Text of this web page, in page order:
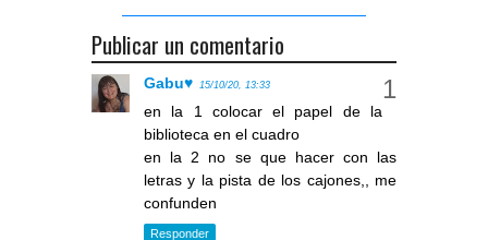
Publicar un comentario
Gabu♥ 15/10/20, 13:33
en la 1 colocar el papel de la
biblioteca en el cuadro
en la 2 no se que hacer con las
letras y la pista de los cajones,, me
confunden
Responder